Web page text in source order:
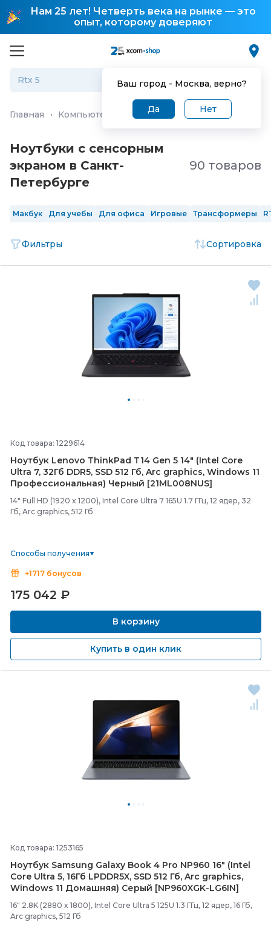
Нам 25 лет! Четверть века на рынке — это
опыт, которому доверяют
Ваш город - Москва, верно?
Да Нет
Главная · Компьютеры и ноутбуки Ноутбуки
Ноутбуки с сенсорным
экраном в Санкт-
Петербургe
90 товаров
Макбук Для учебы Для офиса Игровые Трансформеры
Фильтры Сортировка
Код товара: 1229614
Ноутбук Lenovo ThinkPad T14 Gen 5 14" (Intel Core
Ultra 7, 32Гб DDR5, SSD 512 Гб, Arc graphics, Windows 11
Профессиональная) Черный [21ML008NUS]
14" Full HD (1920 x 1200), Intel Core Ultra 7 165U 1.7 ГГц, 12 ядер, 32
Гб, Arc graphics, 512 Гб
Способы получения
+1717 бонусов
175 042 ₽
В корзину
Купить в один клик
Код товара: 1253165
Ноутбук Samsung Galaxy Book 4 Pro NP960 16" (Intel
Core Ultra 5, 16Гб LPDDR5X, SSD 512 Гб, Arc graphics,
Windows 11 Домашняя) Серый [NP960XGK-LG6IN]
16" 2.8K (2880 x 1800), Intel Core Ultra 5 125U 1.3 ГГц, 12 ядер, 16 Гб,
Arc graphics, 512 Гб